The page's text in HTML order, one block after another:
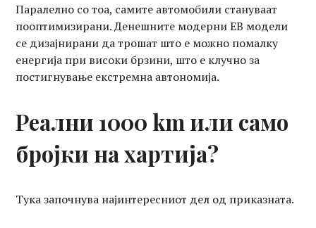
Паралелно со тоа, самите автомобили стануваат
пооптимизирани. Денешните модерни ЕВ модели
се дизајнирани да трошат што е можно помалку
енергија при високи брзини, што е клучно за
постигнување екстремна автономија.
Реални 1000 km или само
бројки на хартија?
Тука започнува најинтересниот дел од приказната.